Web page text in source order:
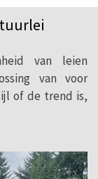
van leien
van voor
of de trend is,